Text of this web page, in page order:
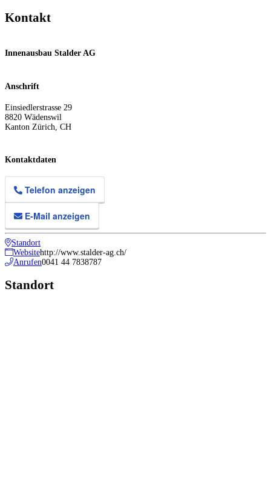
Kontakt
Innenausbau Stalder AG
Anschrift
Einsiedlerstrasse 29
8820 Wädenswil
Kanton Zürich CH
Kontaktdaten
Telefon anzeigen
E-Mail anzeigen
Standort
Websitehttp://www.stalder-ag.ch/
Anrufen0041 44 7838787
Standort